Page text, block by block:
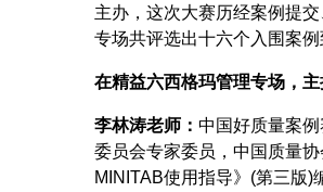
主办，这次大赛历经案例提
专场共评选出十六个入围案例
在精益六西格玛管理专场，主
李林涛老师： 中国好质量案
委员会专家委员 ，中国质量
MINITAB使用指导》 (第三版)